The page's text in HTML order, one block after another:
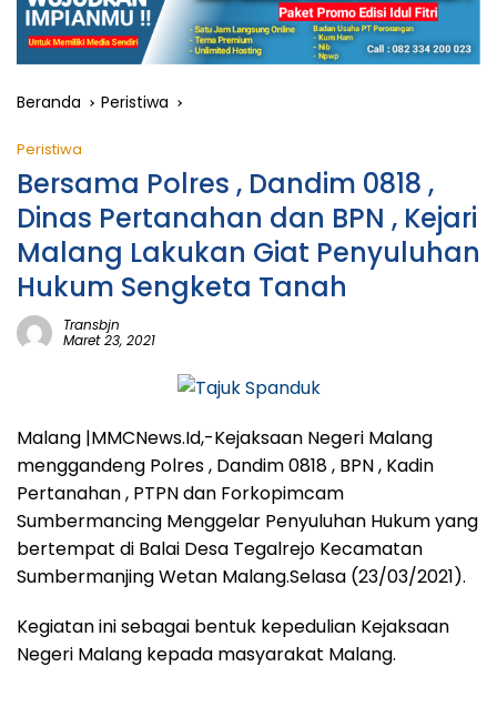
Beranda Peristiwa
Peristiwa
Bersama Polres , Dandim 0818 ,
Dinas Pertanahan dan BPN , Kejari
Malang Lakukan Giat Penyuluhan
Hukum Sengketa Tanah
Transbjn
Maret 23, 2021
Malang |MMCNews.Id,-Kejaksaan Negeri Malang
menggandeng Polres , Dandim 0818 , BPN , Kadin
Pertanahan , PTPN dan Forkopimcam
Sumbermancing Menggelar Penyuluhan Hukum yang
bertempat di Balai Desa Tegalrejo Kecamatan
Sumbermanjing Wetan Malang.Selasa (23/03/2021).
Kegiatan ini sebagai bentuk kepedulian Kejaksaan
Negeri Malang kepada masyarakat Malang.